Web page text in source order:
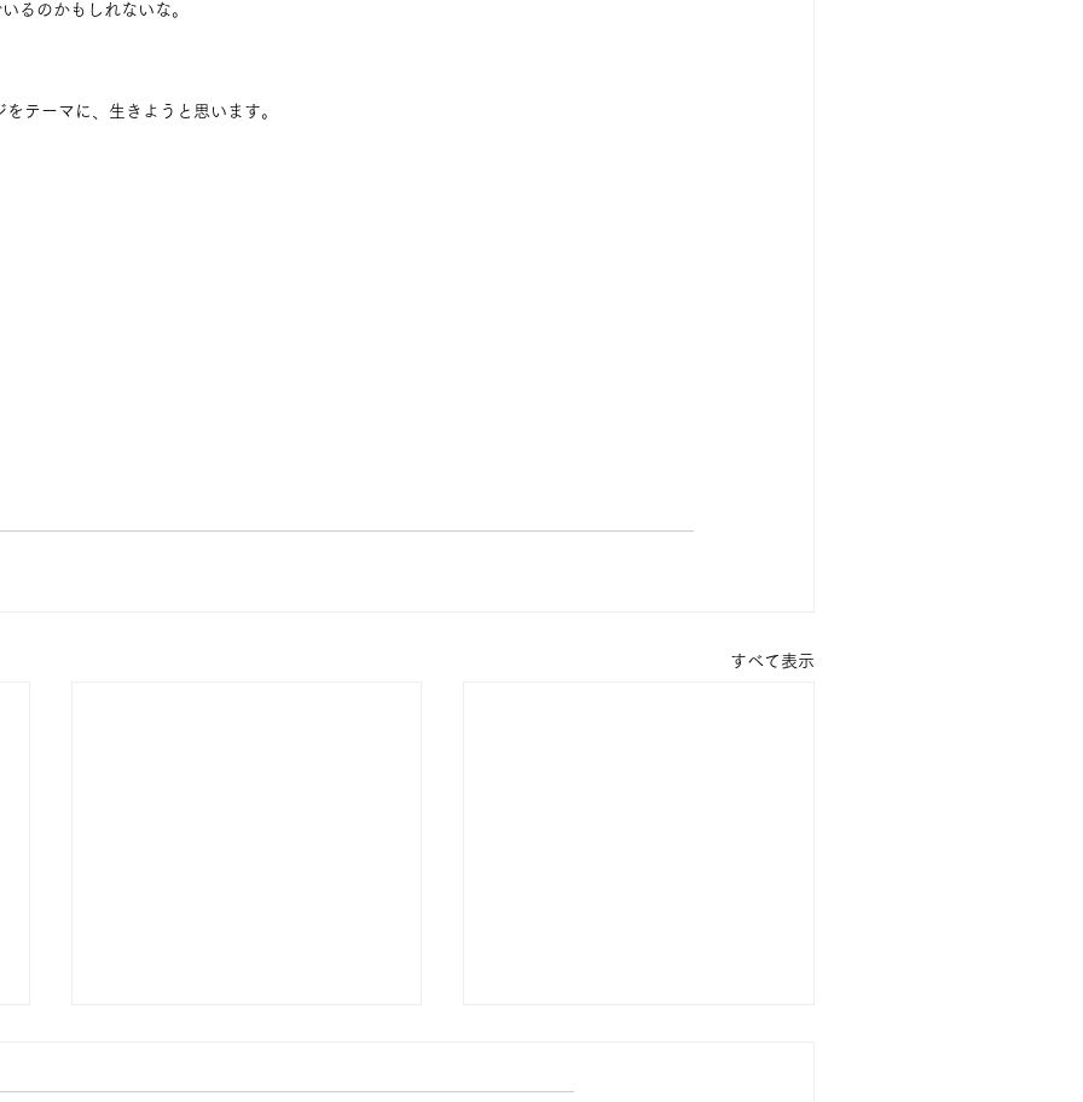
るのかもしれないな。
テーマに、生きようと思います。
すべて表示